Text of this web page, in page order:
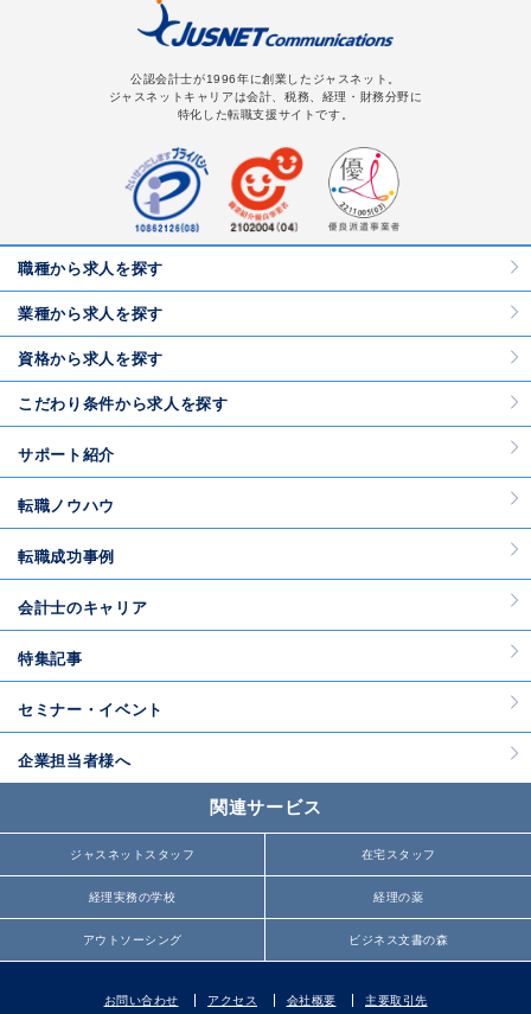
公認会計士が1996年に創業したジャスネット。
ジャスネットキャリアは会計、税務、経理・財務分野に
特化した転職支援サイトです。
職種から求人を探す
業種から求人を探す
資格から求人を探す
こだわり条件から求人を探す
サポート紹介
転職ノウハウ
転職成功事例
会計士のキャリア
特集記事
セミナー・イベント
企業担当者様へ
関連サービス
ジャスネットスタッフ 在宅スタッフ
経理実務の学校 経理の薬
アウトソーシング ビジネス文書の森
お問い合わせ アクセス 会社概要 主要取引先